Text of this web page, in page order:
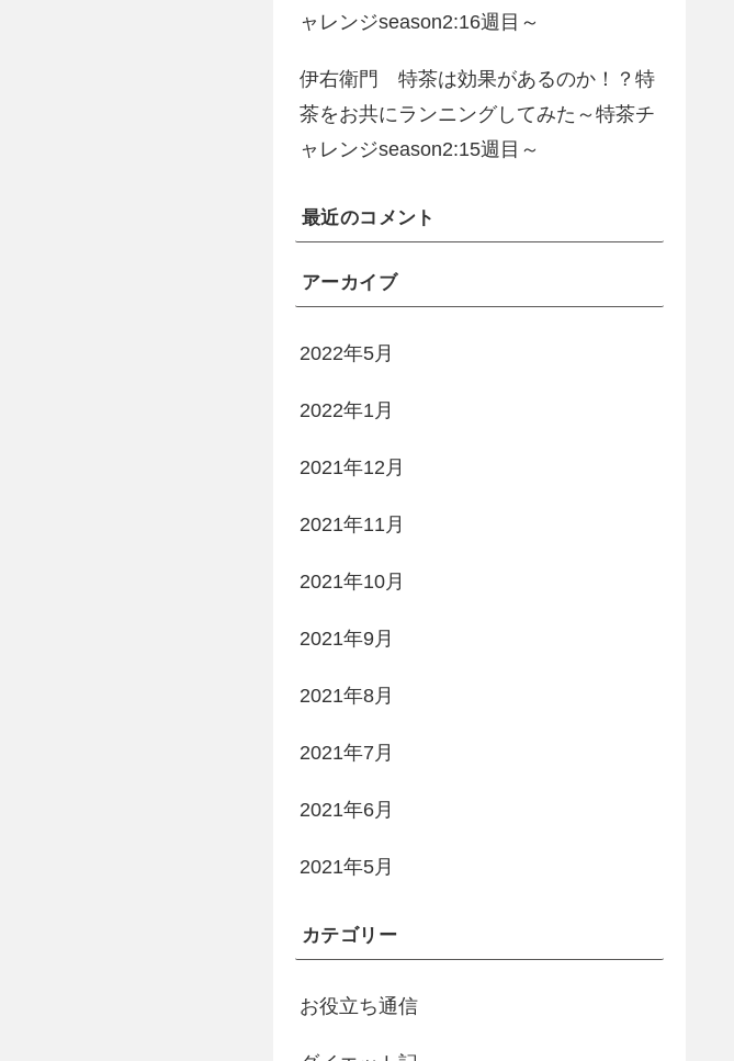
ャレンジseason2:16週目～
伊右衛門 特茶は効果があるのか！？特
茶をお共にランニングしてみた～特茶チ
ャレンジseason2:15週目～
最近のコメント
アーカイブ
2022年5月
2022年1月
2021年12月
2021年11月
2021年10月
2021年9月
2021年8月
2021年7月
2021年6月
2021年5月
カテゴリー
お役立ち通信